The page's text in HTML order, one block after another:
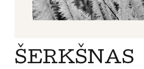
ŠERKŠNAS